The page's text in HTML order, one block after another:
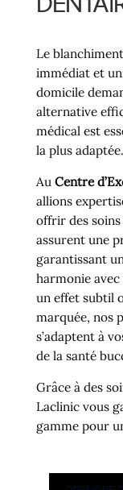
Le
immédiat et
domicile
alternative
médical est
la plus adaptée.
Au Centre
allions
offrir des soins
assurent une
garantissant
harmonie
un effet subtil
marquée, nos
s’adaptent à
de la santé
Grâce à des
Laclinic vous
gamme pour